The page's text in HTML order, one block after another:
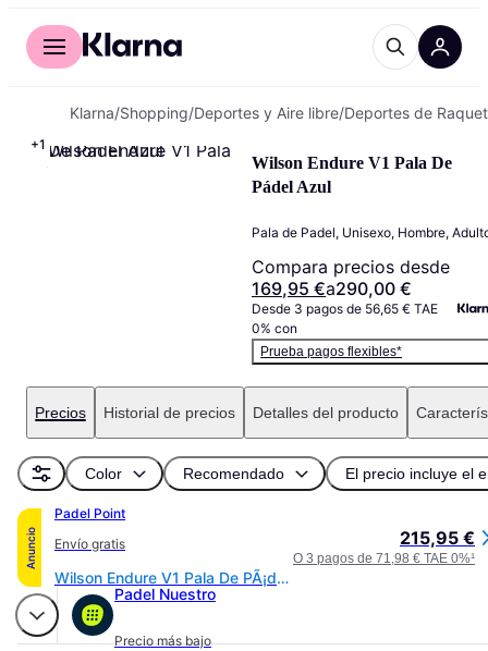
Comprar con Klarna
Klarna/Shopping/Deportes y Aire libre/Deportes de
+1
Wilson Endure V1 Pala De
Pádel Azul
Pala de Padel, Unisexo, Hombre,
Compara precios desde
169,95 €a290,00 €
Desde 3 pagos de 56,65 € TAE
0% con
Prueba pagos flexibles*
Precios Historial de precios Detalles del producto
Color Recomendado El precio incluye el
Anuncio
Padel Point
Envío gratis
Wilson Endure V1 Pala De PÃ¡del - azul
215,95 €
O 3 pagos de 71,98 € TAE 0%¹
Padel Nuestro
Precio más bajo